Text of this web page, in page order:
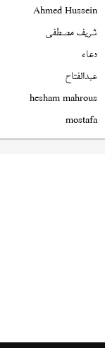
Ahmed Hussein
شريف مصطفى
دعاء
عبدالفتاح
hesham mahrous
mostafa